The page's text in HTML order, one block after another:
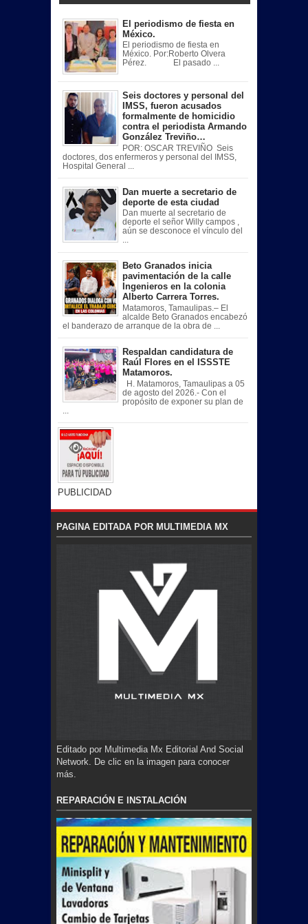
El periodismo de fiesta en
México.
El periodismo de fiesta en
México. Por:Roberto Olvera
Pérez. El pasado ...
Seis doctores y personal del
IMSS, fueron acusados
formalmente de homicidio
contra el periodista Armando
González Treviño…
POR: OSCAR TREVIÑO Seis
doctores, dos enfermeros y personal del IMSS,
Hospital General ...
Dan muerte a secretario de
deporte de esta ciudad
Dan muerte al secretario de
deporte el señor Willy campos ,
aún se desconoce el vínculo del
Beto Granados inicia
pavimentación de la calle
Ingenieros en la colonia
Alberto Carrera Torres.
Matamoros, Tamaulipas.– El
alcalde Beto Granados encabezó
el banderazo de arranque de la obra de ...
Respaldan candidatura de
Raúl Flores en el ISSSTE
Matamoros.
H. Matamoros, Tamaulipas a 05
de agosto del 2026.- Con el
propósito de exponer su plan de
PUBLICIDAD
PAGINA EDITADA POR MULTIMEDIA MX
Editado por Multimedia Mx Editorial And Social
Network. De clic en la imagen para conocer
más.
REPARACIÓN E INSTALACIÓN